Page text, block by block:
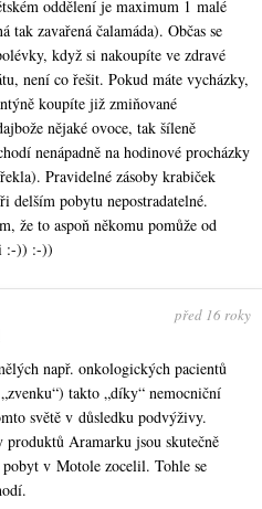
oddělení je maximum 1 malé
tak zavařená čalamáda). Občas se
když si nakoupíte ve zdravé
není co řešit. Pokud máte vycházky,
koupíte již zmiňované
nějaké ovoce, tak šíleně
nenápadně na hodinové procházky
Pravidelné zásoby krabiček
pobytu nepostradatelné.
že to aspoň někomu pomůže od
:-)) :-))
před 16 roky
např. onkologických pacientů
takto „díky“ nemocniční
světě v důsledku podvýživy.
Aramarku jsou skutečně
pobyt v Motole zocelil. Tohle se